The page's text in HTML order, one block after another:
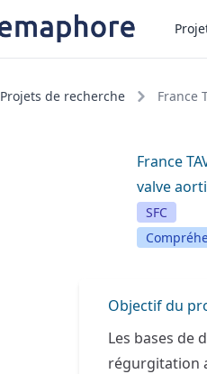
Projets de recherche France
France
valve
SFC
Objectif du
Les bases de
régurgitation